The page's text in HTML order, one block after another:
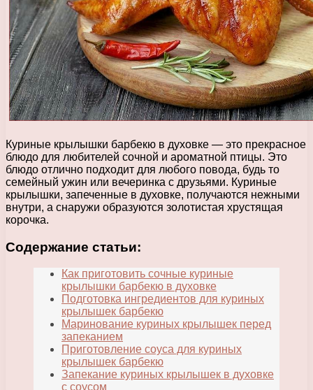
Куриные крылышки барбекю в духовке — это прекрасное
блюдо для любителей сочной и ароматной птицы. Это
блюдо отлично подходит для любого повода, будь то
семейный ужин или вечеринка с друзьями. Куриные
крылышки, запеченные в духовке, получаются нежными
внутри, а снаружи образуются золотистая хрустящая
корочка.
Содержание статьи:
Как приготовить сочные куриные
крылышки барбекю в духовке
Подготовка ингредиентов для куриных
крылышек барбекю
Маринование куриных крылышек перед
запеканием
Приготовление соуса для куриных
крылышек барбекю
Запекание куриных крылышек в духовке
с соусом